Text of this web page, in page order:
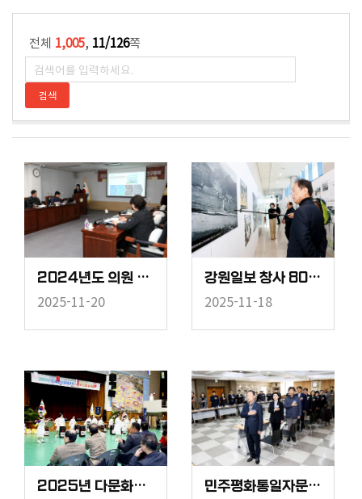
의
정
활
사
진
영
상
회
의
록
전체 1,005, 11/126쪽
2024년도 의원 연구용역 중간보고회(예산편성 분석)
2025-11-20
강원일보 창사 80주년 강원의 역사 사진전 "인제의 어제와 오늘"
2025-11-18
2025년 다문화가족 한마당축제 민주평화통일자문회의 3분기 정기회의